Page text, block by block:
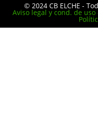
© 2024 CB ELCHE -
Aviso legal y cond. de uso